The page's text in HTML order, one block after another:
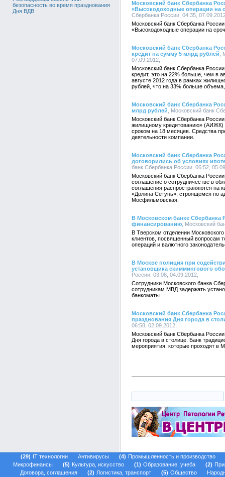
безопасность во время празднования
Дня ВДВ
Московский банк Сбербанка
«Высокодоходные операции на
Сбербанка России, 04:35,
Московский банк Сбербанка
«Высокодоходные операции на
Московский банк Сбербанка
кредит на сумму 5 млрд рублей ,
07.09.2012,
Московский банк Сбербанка
кредит, это на 22% больше, чем в
августе 2012 года в рамках
рублей, что на 33% больше объема,
Московский банк Сбербанка
млрд рублей , Московский банк
Московский банк Сбербанка
жилищному кредитованию» (АИЖК)
сроком на 18 месяцев. Средства
деятельности компании.
Московский банк Сбербанка
договорились об условиях
банк Сбербанка России, 06:52,
Московский банк Сбербанка
соглашение о сотрудничестве в
соглашения распространяются на
«Долина Сетунь», строящемся по
Мосфильмовская.
В Московском банке Сбербанка
финансированию , Московский
В Тверском отделении
клиентов, посвященный вопросам
операций и валютного
В Москве полиция при
установщика скиммингового
России, 03:08, 04.09.2012,
Сотрудники Московского банка
сотрудникам МВД задержать
банкоматы.
Московский банк Сбербанка
празднования Дня города в
06:58, 02.09.2012,
Московский банк Сбербанка
Дня города в столице. Банк
мероприятия, которые проходят в
29 IT технологии Антивирусы 4
Промышленность и производство
Микрофинансы
5 Культура, искусство 1 Образование, учеба 2
Договора, соглашения
2 Логистика, транспорт 5 Общество